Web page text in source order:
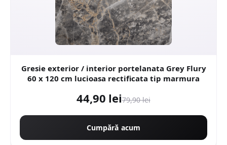
Gresie exterior / interior portelanata Grey Flury
60 x 120 cm lucioasa rectificata tip marmura
44,90 lei79,90 lei
Cumpără acum